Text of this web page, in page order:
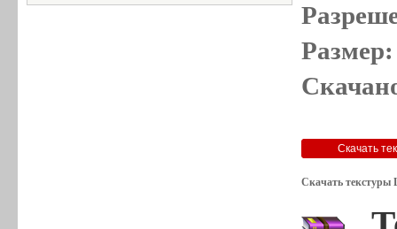
Скачать текстуры